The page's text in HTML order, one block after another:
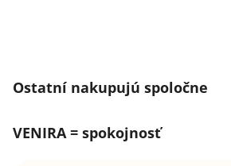
Ostatní nakupujú spoločne
VENIRA = spokojnosť